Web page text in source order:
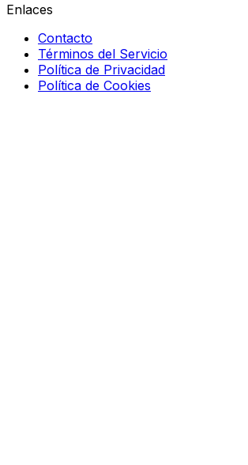
Enlaces
Contacto
Términos del Servicio
Política de Privacidad
Política de Cookies